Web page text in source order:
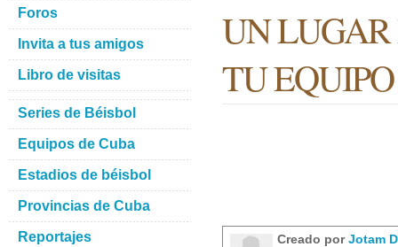
UN LUGAR
TU
Creado porJotam
Foros
Invita a tus amigos
Libro de visitas
Series de Béisbol
Equipos de Cuba
Estadios de béisbol
Provincias de Cuba
Reportajes